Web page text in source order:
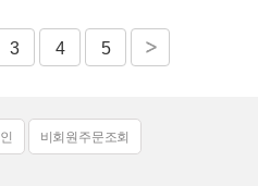
3 4 5
비회원주문조회